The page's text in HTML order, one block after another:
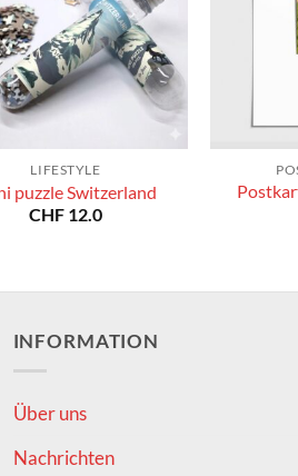
LIFESTYLE
puzzle Switzerland
CHF 12.0
INFORMATION
Über uns
Nachrichten